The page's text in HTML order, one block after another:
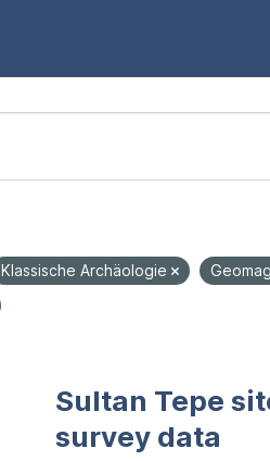
Klassische Archäologie
Sultan Tepe
survey data